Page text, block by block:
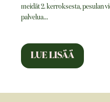
meidät 2. kerroksesta, pesulan
palvelua...